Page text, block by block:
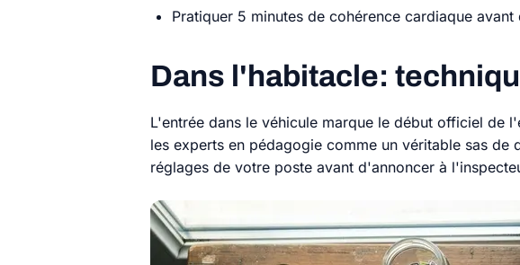
Pratiquer 5 minutes de cohérence cardiaque
Dans l'habitacle:
L'entrée dans le véhicule marque le début officiel de
les experts en pédagogie comme un véritable sas
réglages de votre poste avant d'annoncer à